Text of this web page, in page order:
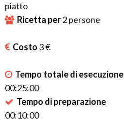
piatto
Ricetta per2persone
Costo 3 €
Tempo totale di esecuzione
00:25:00
Tempo di preparazione
00:10:00